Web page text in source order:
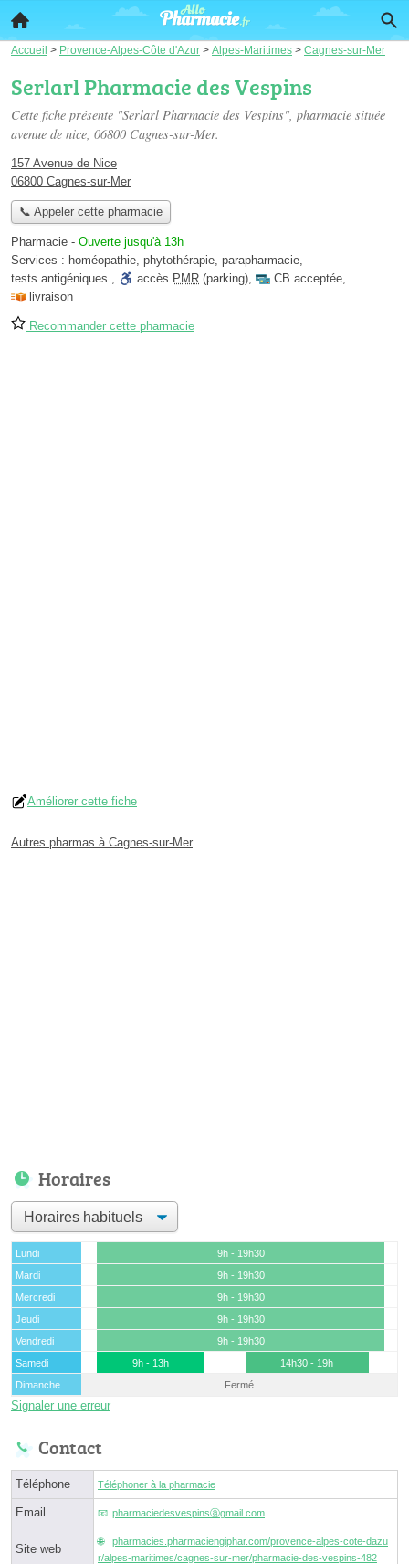
Accueil > Provence-Alpes-Côte d'Azur > Alpes-Maritimes > Cagnes-sur-Mer
Serlarl Pharmacie des Vespins
Cette fiche présente "Serlarl Pharmacie des Vespins", pharmacie située
avenue de nice, 06800 Cagnes-sur-Mer.
157 Avenue de Nice
06800 Cagnes-sur-Mer
📞 Appeler cette pharmacie
Pharmacie - Ouverte jusqu'à 13h
Services : homéopathie, phytothérapie, parapharmacie,
tests antigéniques , accès PMR (parking), CB acceptée,
livraison
Recommander cette pharmacie
Améliorer cette fiche
Autres pharmas à Cagnes-sur-Mer
Horaires
Lundi
9h - 19h30
Mardi
9h - 19h30
Mercredi
9h - 19h30
Jeudi
9h - 19h30
Vendredi
9h - 19h30
Samedi
9h - 13h
14h30 - 19h
Dimanche
Fermé
Signaler une erreur
Contact
Téléphone Téléphoner à la pharmacie
Email pharmaciedesvespinsⓐgmail.com
Site web
pharmacies.pharmaciengiphar.com/provence-alpes-cote-dazu
r/alpes-maritimes/cagnes-sur-mer/pharmacie-des-vespins-482